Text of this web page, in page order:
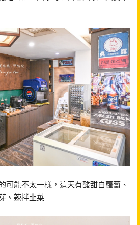
可能不太一樣，這天有酸甜白蘿蔔、
、辣拌韭菜